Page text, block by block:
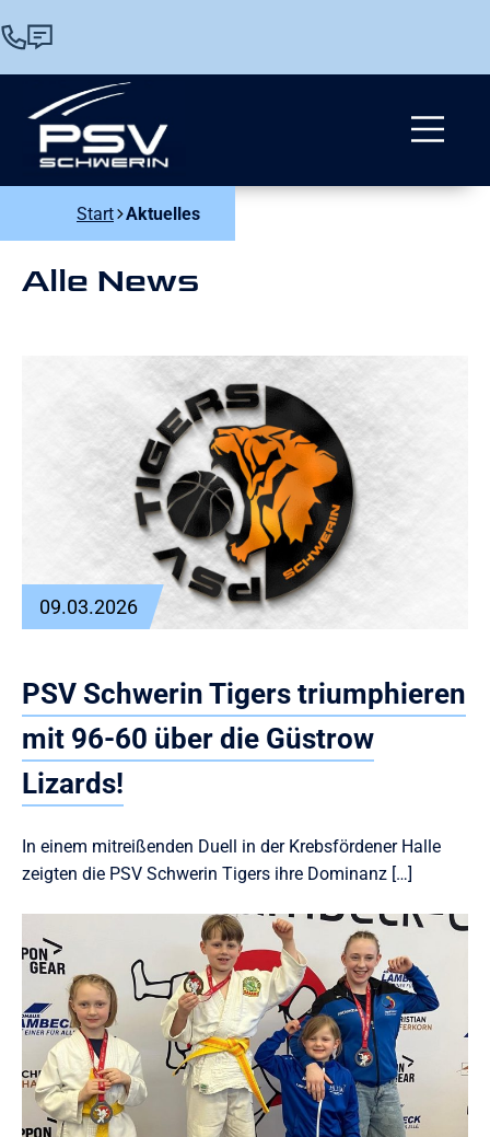
Start Aktuelles
Alle News
09.03.2026
PSV Schwerin Tigers triumphieren
mit 96-60 über die Güstrow
Lizards!
In einem mitreißenden Duell in der Krebsfördener Halle
zeigten die PSV Schwerin Tigers ihre Dominanz […]